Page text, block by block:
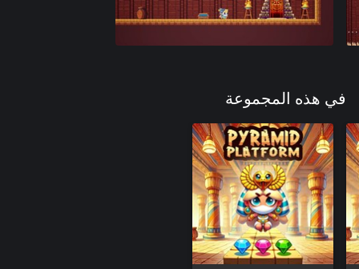
في هذه المجموعة